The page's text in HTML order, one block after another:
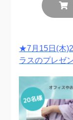
★7月15日(木
ラスのプレゼ